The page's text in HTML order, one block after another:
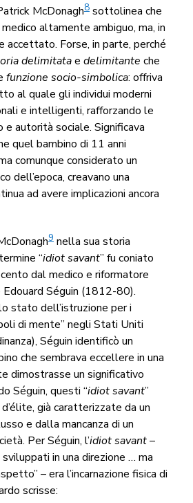
McDonagh8 sottolinea che
altamente ambiguo, ma, in
accettato. Forse, in parte, perché
delimitatae delimitante che
funzione socio-simbolica: offriva
al quale gli individui moderni
e intelligenti, rafforzando le
autorità sociale. Significava
quel bambino di 11 anni
comunque considerato un
dell’epoca, creavano una
ad avere implicazioni ancora
9 nella sua storia
“idiot savant” fu coniato
dal medico e riformatore
Edouard Séguin (1812-80).
stato dell’istruzione per i
di mente” negli Stati Uniti
Séguin identificò un
che sembrava eccellere in una
dimostrasse un significativo
Séguin, questi “idiot savant”
già caratterizzate da un
e dalla mancanza di un
Per Séguin, l’idiot savant–
in una direzione … ma
– era l’incarnazione fisica di
scrisse: